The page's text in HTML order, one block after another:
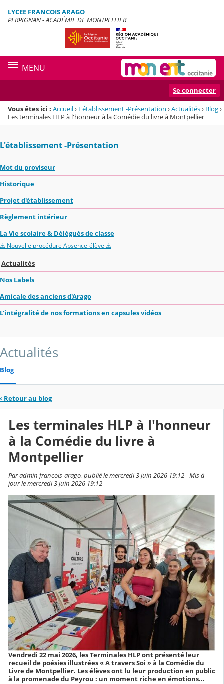
Menu de la rubrique
Contenu
LYCEE FRANCOIS ARAGO
PERPIGNAN - ACADÉMIE DE MONTPELLIER
MENU
Se connecter
Vous êtes ici : Accueil› L'établissement -Présentation ›Actualités› Blog›
Les terminales HLP à l'honneur à la Comédie du livre à Montpellier
L'établissement -Présentation
Mot du proviseur
Historique
Projet d'établissement
Règlement intérieur
La Vie scolaire & Délégués de classe
⚠️ Nouvelle procédure Absence-élève ⚠️
Actualités
Nos Labels
Amicale des anciens d'Arago
L'intégralité de nos formations en capsules vidéos
Actualités
Blog
‹ Retour au blog
Les terminales HLP à l'honneur
à la Comédie du livre à
Montpellier
Par admin francois-arago, publié le mercredi 3 juin 2026 19:12 - Mis à
jour le mercredi 3 juin 2026 19:12
Vendredi 22 mai 2026, les Terminales HLP ont présenté leur
recueil de poésies illustrées « A travers Soi » à la Comédie du
Livre de Montpellier. Les élèves ont lu leur production en public
à la promenade du Peyrou : un moment riche en émotions...